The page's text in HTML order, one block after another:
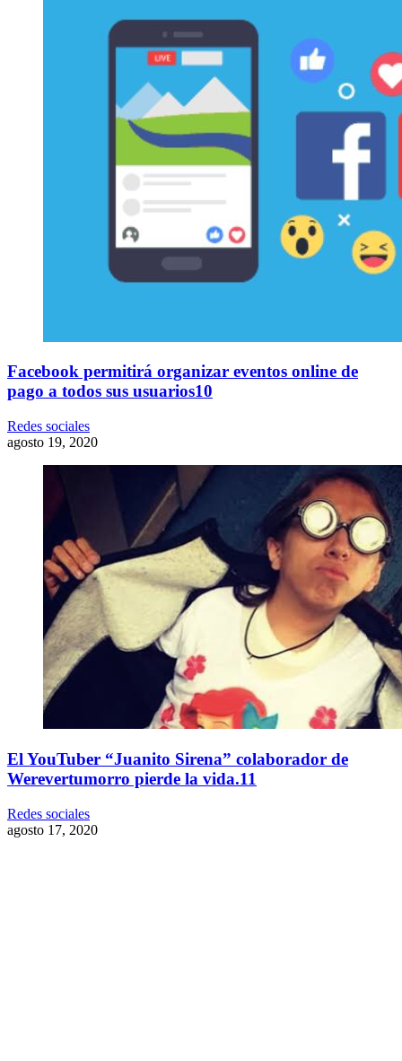
Facebook permitirá organizar eventos online de
pago a todos sus usuarios10
Redes sociales
agosto 19, 2020
El YouTuber “Juanito Sirena” colaborador de
Werevertumorro pierde la vida.11
Redes sociales
agosto 17, 2020